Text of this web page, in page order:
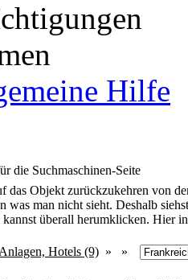
Hilfe
die Suchmaschinen-Seite
das Objekt zurückzukehren von
was man nicht sieht. Deshalb
überall herumklicken. Hier
Hotels (9) » »